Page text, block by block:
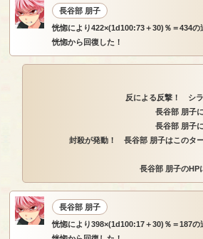
長谷部 朋子
恍惚により422×(1d100:73＋30)％＝434の
恍惚から回復した！
反による反撃！ シラ
長谷部 朋子
長谷部 朋子
封殺が発動！ 長谷部 朋子はこのタ
長谷部 朋子のHP
長谷部 朋子
恍惚により398×(1d100:17＋30)％＝187の